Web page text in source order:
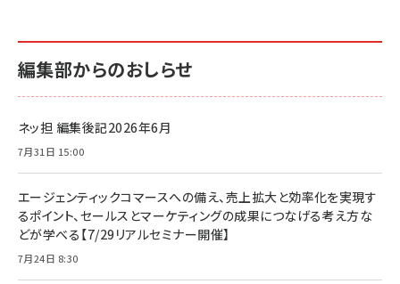
編集部からのおしらせ
ネッ担 編集後記2026年6月
7月31日 15:00
エージェンティックコマースへの備え、売上拡大と効率化を実現す
るポイント、セールスとマーケティングの成果につなげる考え方な
どが学べる【7/29リアルセミナー開催】
7月24日 8:30